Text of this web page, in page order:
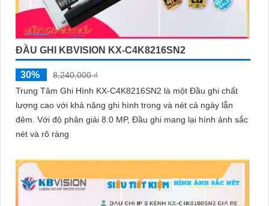
ĐẦU GHI KBVISION KX-C4K8216SN2
30%
8,240,000 ₫
Trung Tâm Ghi Hình KX-C4K8216SN2 là một Đầu ghi chất
lượng cao với khả năng ghi hình trong và nét cả ngày lẫn
đêm. Với độ phân giải 8.0 MP, Đầu ghi mang lại hình ảnh sắc
nét và rõ ràng